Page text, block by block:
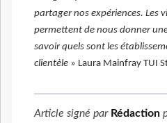
partager nos expériences. Les
permettent de nous donner
savoir quels sont les
clientèle » Laura Mainfray TUI
Article signé par Rédaction